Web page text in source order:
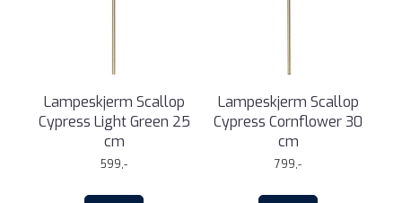
Lampeskjerm Scallop
Cypress Light Green 25
cm
599,-
Lampeskjerm Scallop
Cypress Cornflower 30
cm
799,-